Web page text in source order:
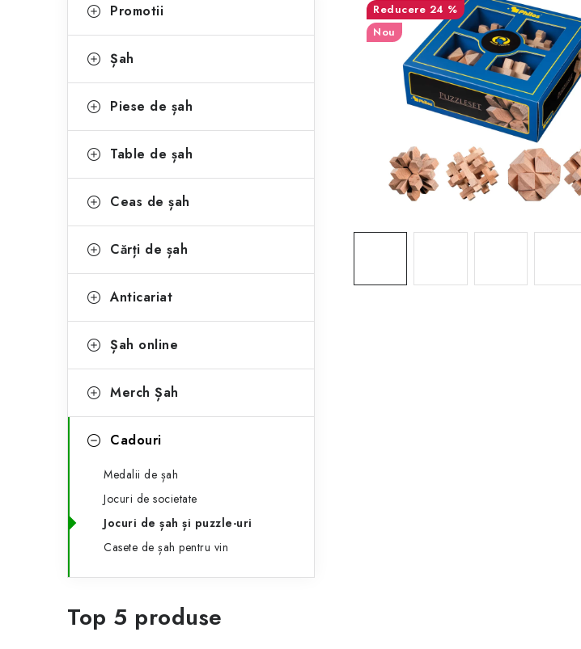
a
ă
l
t
e
a
peste
categorii
a
e
o
i
Promotii
Șah
Piese de șah
Table de șah
Ceas de șah
Cărți de șah
Anticariat
Șah online
Merch Șah
Cadouri
Medalii de șah
Jocuri de societate
Jocuri de șah și puzzle-uri
Casete de șah pentru vin
Top 5 produse
24 %
Nou